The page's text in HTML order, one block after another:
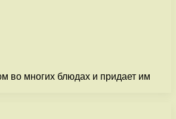
во многих блюдах и придает им